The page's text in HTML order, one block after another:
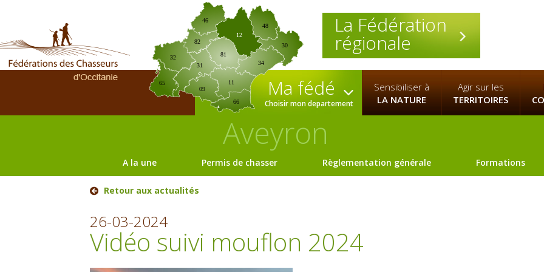
La Fédération
régionale
09
12
30
31
32
34
46
65
66
81
82
11
48
Ma fédé
Choisir mon departement
Sensibiliser à
LA NATURE
Agir sur les
TERRITOIRES
Aveyron
A la une Permis de chasser Règlementation générale Formations
Retour aux actualités
26-03-2024
Vidéo suivi mouflon 2024